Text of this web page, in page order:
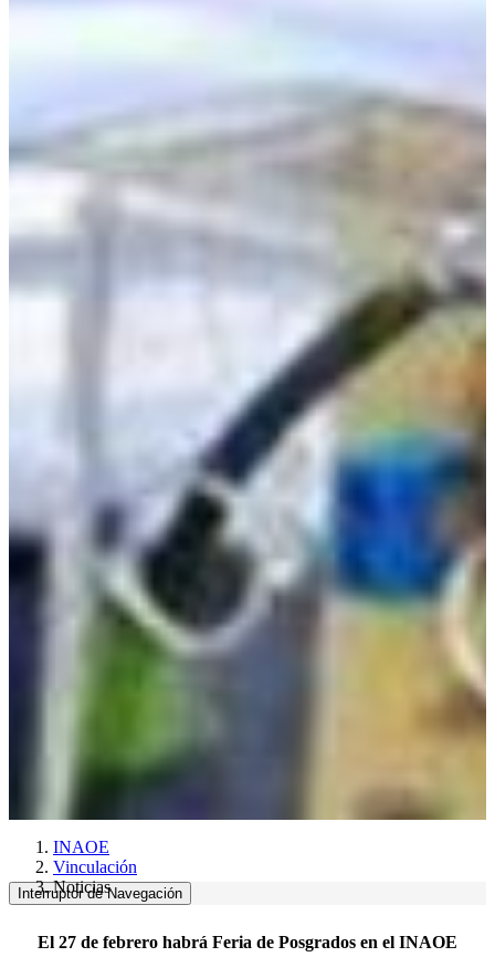
INAOE
Vinculación
Noticias
Interruptor de Navegación
El 27 de febrero habrá Feria de Posgrados en el INAOE